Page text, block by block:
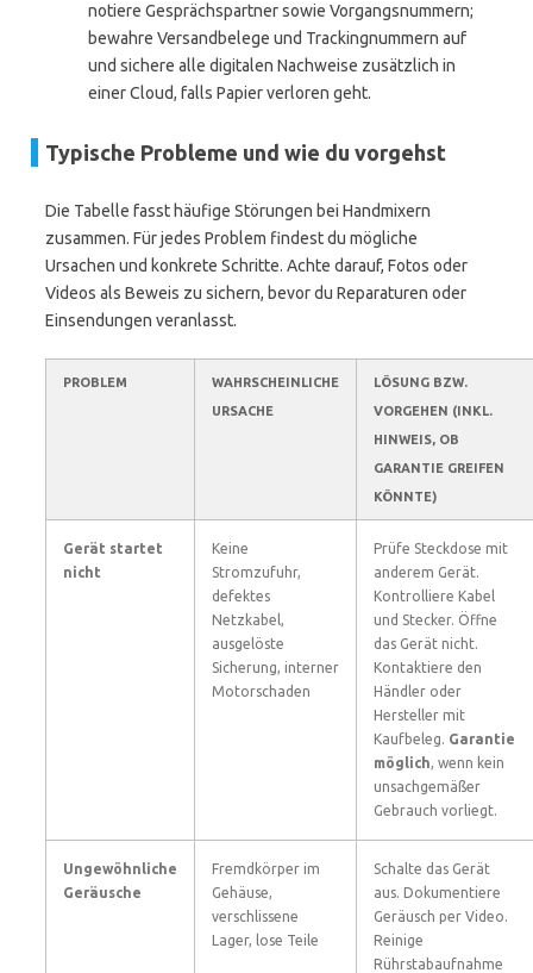
notiere Gesprächspartner sowie Vorgangsnummern;
bewahre Versandbelege und Trackingnummern auf
und sichere alle digitalen Nachweise zusätzlich in
einer Cloud, falls Papier verloren geht.
Typische Probleme und wie du vorgehst
Die Tabelle fasst häufige Störungen bei Handmixern
zusammen. Für jedes Problem findest du mögliche
Ursachen und konkrete Schritte. Achte darauf, Fotos oder
Videos als Beweis zu sichern, bevor du Reparaturen oder
Einsendungen veranlasst.
PROBLEM
WAHRSCHEINLICHE
URSACHE
LÖSUNG BZW.
VORGEHEN (INKL.
HINWEIS, OB
GARANTIE GREIFEN
KÖNNTE)
Gerät startet
nicht
Keine
Stromzufuhr,
defektes
Netzkabel,
ausgelöste
Sicherung, interner
Motorschaden
Prüfe Steckdose mit
anderem Gerät.
Kontrolliere Kabel
und Stecker. Öffne
das Gerät nicht.
Kontaktiere den
Händler oder
Hersteller mit
Kaufbeleg. Garantie
möglich, wenn kein
unsachgemäßer
Gebrauch vorliegt.
Ungewöhnliche
Geräusche
Fremdkörper im
Gehäuse,
verschlissene
Lager, lose Teile
Schalte das Gerät
aus. Dokumentiere
Geräusch per Video.
Reinige
Rührstabaufnahme